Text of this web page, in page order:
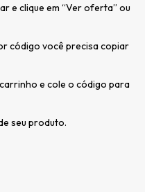
e clique em “Ver oferta” ou
código você precisa copiar
e cole o código para
seu produto.